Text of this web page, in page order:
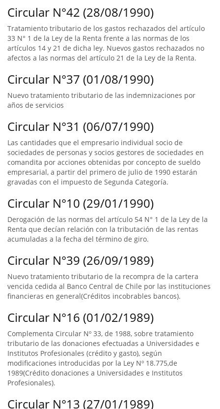
Circular N°42 (28/08/1990)
Tratamiento tributario de los gastos rechazados del artículo
33 N° 1 de la Ley de la Renta frente a las normas de los
artículos 14 y 21 de dicha ley. Nuevos gastos rechazados no
afectos a las normas del artículo 21 de la Ley de la Renta.
Circular N°37 (01/08/1990)
Nuevo tratamiento tributario de las indemnizaciones por
años de servicios
Circular N°31 (06/07/1990)
Las cantidades que el empresario individual socio de
sociedades de personas y socios gestores de sociedades en
comandita por acciones obtenidas por concepto de sueldo
empresarial, a partir del primero de julio de 1990 estarán
gravadas con el impuesto de Segunda Categoría.
Circular N°10 (29/01/1990)
Derogación de las normas del artículo 54 N° 1 de la Ley de la
Renta que decían relación con la tributación de las rentas
acumuladas a la fecha del término de giro.
Circular N°39 (26/09/1989)
Nuevo tratamiento tributario de la recompra de la cartera
vencida cedida al Banco Central de Chile por las instituciones
financieras en general(Créditos incobrables bancos).
Circular N°16 (01/02/1989)
Complementa Circular Nº 33, de 1988, sobre tratamiento
tributario de las donaciones efectuadas a Universidades e
Institutos Profesionales (crédito y gasto), según
modificaciones introducidas por la Ley Nº 18.775,de
1989(Crédito donaciones a Universidades e Institutos
Profesionales).
Circular N°13 (27/01/1989)